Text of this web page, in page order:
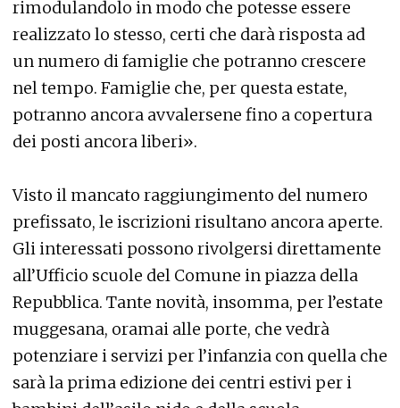
rimodulandolo in modo che potesse essere
realizzato lo stesso, certi che darà risposta ad
un numero di famiglie che potranno crescere
nel tempo. Famiglie che, per questa estate,
potranno ancora avvalersene fino a copertura
dei posti ancora liberi».
Visto il mancato raggiungimento del numero
prefissato, le iscrizioni risultano ancora aperte.
Gli interessati possono rivolgersi direttamente
all’Ufficio scuole del Comune in piazza della
Repubblica. Tante novità, insomma, per l’estate
muggesana, oramai alle porte, che vedrà
potenziare i servizi per l’infanzia con quella che
sarà la prima edizione dei centri estivi per i